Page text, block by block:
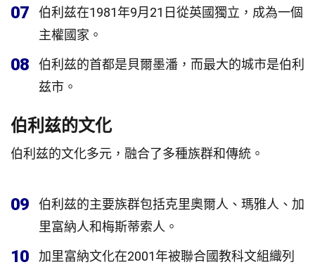
07
伯利兹在1981年9月21日從英國獨立，成為一個
主權國家。
08
伯利兹的首都是貝爾墨潘，而最大的城市是伯利
兹市。
伯利兹的文化
伯利兹的文化多元，融合了多種族群和傳統。
09
伯利兹的主要族群包括克里奧爾人、瑪雅人、加
里富納人和梅斯蒂索人。
10
加里富納文化在2001年被聯合國教科文組織列